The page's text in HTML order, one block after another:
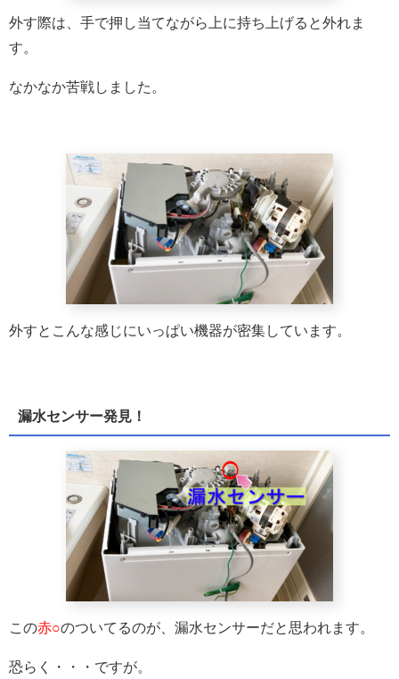
外す際は、手で押し当てながら上に持ち上げると外れま
す。
なかなか苦戦しました。
外すとこんな感じにいっぱい機器が密集しています。
漏水センサー発見！
この赤○のついてるのが、漏水センサーだと思われます。
恐らく・・・ですが。